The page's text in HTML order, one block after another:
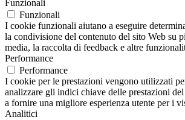
Funzionali
Funzionali
I cookie funzionali aiutano a eseguire
la condivisione del contenuto del sito Web su
media, la raccolta di feedback e altre
Performance
Performance
I cookie per le prestazioni vengono utilizzati
analizzare gli indici chiave delle prestazioni
a fornire una migliore esperienza utente per i
Analitici